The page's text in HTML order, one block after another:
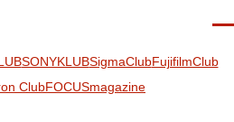
SONYKLUBSigmaClubFujifilmClub
ClubFOCUSmagazine